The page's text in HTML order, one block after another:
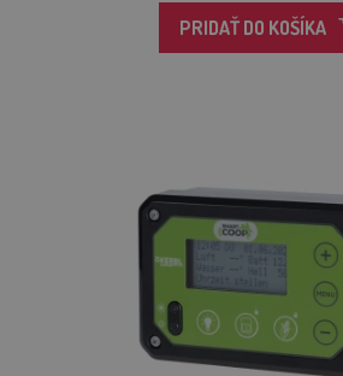
PRIDAŤ DO KOŠÍKA